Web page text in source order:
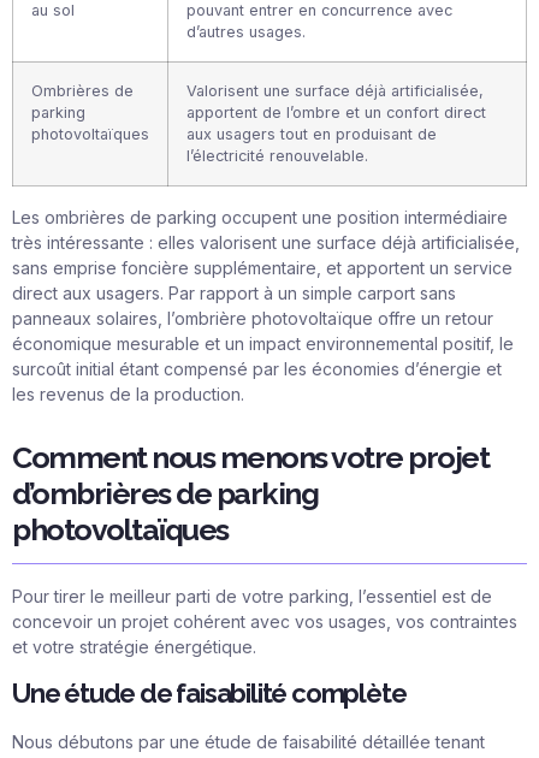
au sol
pouvant entrer en concurrence avec
d’autres usages.
Ombrières de
parking
photovoltaïques
Valorisent une surface déjà artificialisée,
apportent de l’ombre et un confort direct
aux usagers tout en produisant de
l’électricité renouvelable.
Les ombrières de parking occupent une position intermédiaire
très intéressante : elles valorisent une surface déjà artificialisée,
sans emprise foncière supplémentaire, et apportent un service
direct aux usagers. Par rapport à un simple carport sans
panneaux solaires, l’ombrière photovoltaïque offre un retour
économique mesurable et un impact environnemental positif, le
surcoût initial étant compensé par les économies d’énergie et
les revenus de la production.
Comment nous menons votre projet
d’ombrières de parking
photovoltaïques
Pour tirer le meilleur parti de votre parking, l’essentiel est de
concevoir un projet cohérent avec vos usages, vos contraintes
et votre stratégie énergétique.
Une étude de faisabilité complète
Nous débutons par une étude de faisabilité détaillée tenant